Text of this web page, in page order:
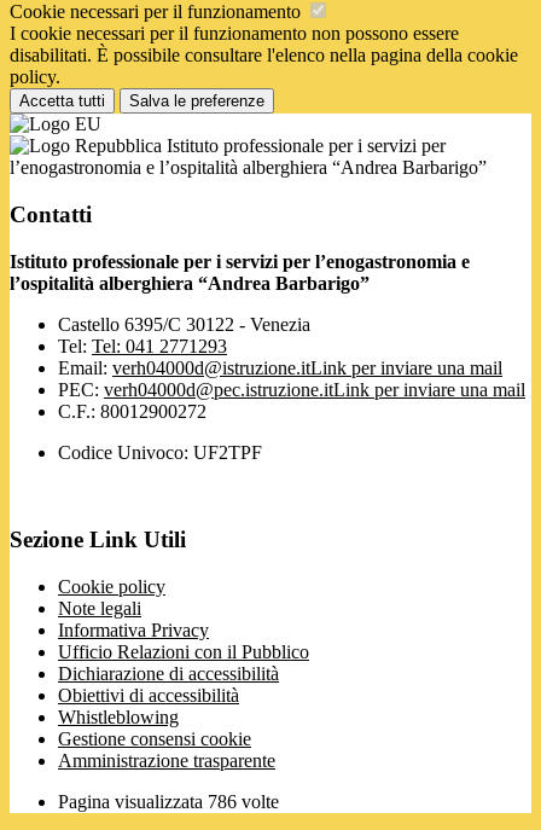
Cookie necessari per il funzionamento
I cookie necessari per il funzionamento non possono essere
disabilitati. È possibile consultare l'elenco nella pagina della cookie
policy.
Accetta tutti Salva le preferenze
Istituto professionale per i servizi per
l’enogastronomia e l’ospitalità alberghiera “Andrea Barbarigo”
Contatti
Istituto professionale per i servizi per l’enogastronomia e
l’ospitalità alberghiera “Andrea Barbarigo”
Castello 6395/C 30122 - Venezia
Tel: Tel: 041 2771293
Email: verh04000d@istruzione.itLink per inviare una mail
PEC: verh04000d@pec.istruzione.itLink per inviare una mail
C.F.: 80012900272
Codice Univoco: UF2TPF
Sezione Link Utili
Cookie policy
Note legali
Informativa Privacy
Ufficio Relazioni con il Pubblico
Dichiarazione di accessibilità
Obiettivi di accessibilità
Whistleblowing
Gestione consensi cookie
Amministrazione trasparente
Pagina visualizzata 786 volte